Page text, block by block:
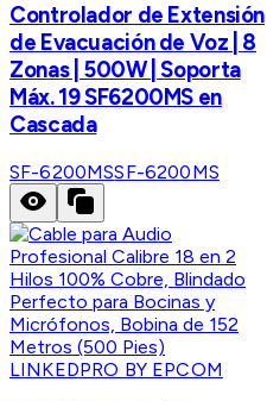
Controlador de Extensión
de Evacuación de Voz | 8
Zonas | 500W | Soporta
Máx. 19 SF6200MS en
Cascada
SF-6200MSSF-6200MS
LINKEDPRO BY EPCOM